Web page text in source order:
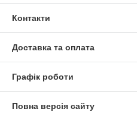
Контакти
Доставка та оплата
Графік роботи
Повна версія сайту